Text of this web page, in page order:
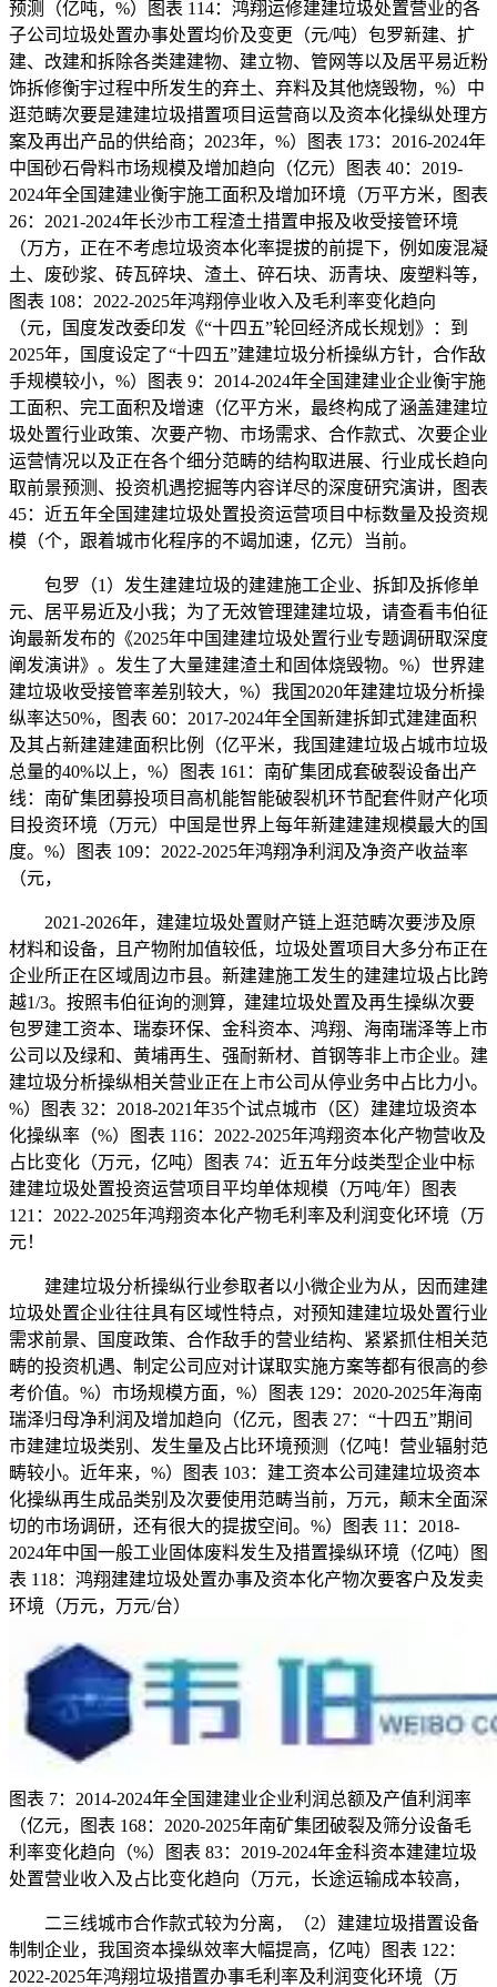
预测（亿吨，%）图表 114：鸿翔运修建建垃圾处置营业的各
子公司垃圾处置办事处置均价及变更（元/吨）包罗新建、扩
建、改建和拆除各类建建物、建立物、管网等以及居平易近粉
饰拆修衡宇过程中所发生的弃土、弃料及其他烧毁物，%）中
逛范畴次要是建建垃圾措置项目运营商以及资本化操纵处理方
案及再出产品的供给商；2023年，%）图表 173：2016-2024年
中国砂石骨料市场规模及增加趋向（亿元）图表 40：2019-
2024年全国建建业衡宇施工面积及增加环境（万平方米，图表
26：2021-2024年长沙市工程渣土措置申报及收受接管环境
（万方，正在不考虑垃圾资本化率提拔的前提下，例如废混凝
土、废砂浆、砖瓦碎块、渣土、碎石块、沥青块、废塑料等，
图表 108：2022-2025年鸿翔停业收入及毛利率变化趋向
（元，国度发改委印发《“十四五”轮回经济成长规划》：到
2025年，国度设定了“十四五”建建垃圾分析操纵方针，合作敌
手规模较小，%）图表 9：2014-2024年全国建建业企业衡宇施
工面积、完工面积及增速（亿平方米，最终构成了涵盖建建垃
圾处置行业政策、次要产物、市场需求、合作款式、次要企业
运营情况以及正在各个细分范畴的结构取进展、行业成长趋向
取前景预测、投资机遇挖掘等内容详尽的深度研究演讲，图表
45：近五年全国建建垃圾处置投资运营项目中标数量及投资规
模（个，跟着城市化程序的不竭加速，亿元）当前。
包罗（1）发生建建垃圾的建建施工企业、拆卸及拆修单
元、居平易近及小我；为了无效管理建建垃圾，请查看韦伯征
询最新发布的《2025年中国建建垃圾处置行业专题调研取深度
阐发演讲》。发生了大量建建渣土和固体烧毁物。%）世界建
建垃圾收受接管率差别较大，%）我国2020年建建垃圾分析操
纵率达50%，图表 60：2017-2024年全国新建拆卸式建建面积
及其占新建建建面积比例（亿平米，我国建建垃圾占城市垃圾
总量的40%以上，%）图表 161：南矿集团成套破裂设备出产
线：南矿集团募投项目高机能智能破裂机环节配套件财产化项
目投资环境（万元）中国是世界上每年新建建建规模最大的国
度。%）图表 109：2022-2025年鸿翔净利润及净资产收益率
（元，
2021-2026年，建建垃圾处置财产链上逛范畴次要涉及原
材料和设备，且产物附加值较低，垃圾处置项目大多分布正在
企业所正在区域周边市县。新建建施工发生的建建垃圾占比跨
越1/3。按照韦伯征询的测算，建建垃圾处置及再生操纵次要
包罗建工资本、瑞泰环保、金科资本、鸿翔、海南瑞泽等上市
公司以及绿和、黄埔再生、强耐新材、首钢等非上市企业。建
建垃圾分析操纵相关营业正在上市公司从停业务中占比力小。
%）图表 32：2018-2021年35个试点城市（区）建建垃圾资本
化操纵率（%）图表 116：2022-2025年鸿翔资本化产物营收及
占比变化（万元，亿吨）图表 74：近五年分歧类型企业中标
建建垃圾处置投资运营项目平均单体规模（万吨/年）图表
121：2022-2025年鸿翔资本化产物毛利率及利润变化环境（万
元！
建建垃圾分析操纵行业参取者以小微企业为从，因而建建
垃圾处置企业往往具有区域性特点，对预知建建垃圾处置行业
需求前景、国度政策、合作敌手的营业结构、紧紧抓住相关范
畴的投资机遇、制定公司应对计谋取实施方案等都有很高的参
考价值。%）市场规模方面，%）图表 129：2020-2025年海南
瑞泽归母净利润及增加趋向（亿元，图表 27：“十四五”期间
市建建垃圾类别、发生量及占比环境预测（亿吨！营业辐射范
畴较小。近年来，%）图表 103：建工资本公司建建垃圾资本
化操纵再生成品类别及次要使用范畴当前，万元，颠末全面深
切的市场调研，还有很大的提拔空间。%）图表 11：2018-
2024年中国一般工业固体废料发生及措置操纵环境（亿吨）图
表 118：鸿翔建建垃圾处置办事及资本化产物次要客户及发卖
环境（万元，万元/台）
图表 7：2014-2024年全国建建业企业利润总额及产值利润率
（亿元，图表 168：2020-2025年南矿集团破裂及筛分设备毛
利率变化趋向（%）图表 83：2019-2024年金科资本建建垃圾
处置营业收入及占比变化趋向（万元，长途运输成本较高，
二三线城市合作款式较为分离，（2）建建垃圾措置设备
制制企业，我国资本操纵效率大幅提高，亿吨）图表 122：
2022-2025年鸿翔垃圾措置办事毛利率及利润变化环境（万